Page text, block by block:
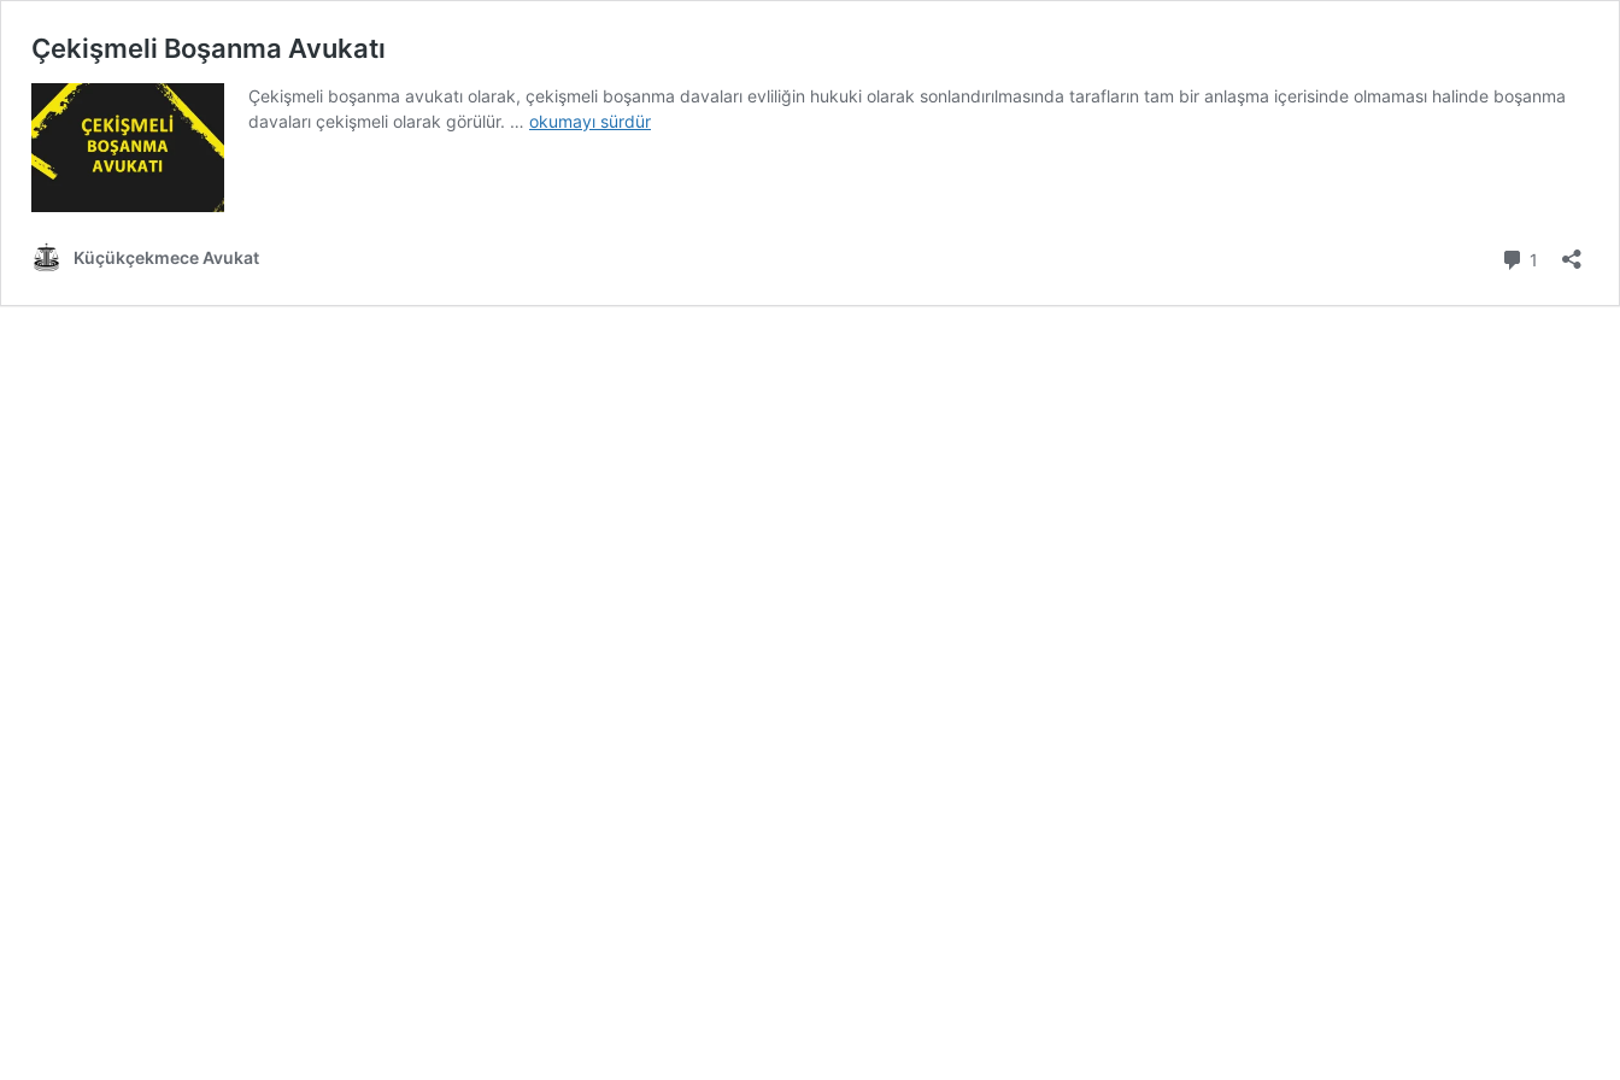
Çekişmeli Boşanma Avukatı
Çekişmeli boşanma avukatı olarak, çekişmeli boşanma davaları evliliğin hukuki olarak sonlandırılmasında tarafların tam bir anlaşma içerisinde olmaması halinde boşanma
davaları çekişmeli olarak görülür. … Çekişmeli
okumayı sürdür
Küçükçekmece Avukat 1 Yorum